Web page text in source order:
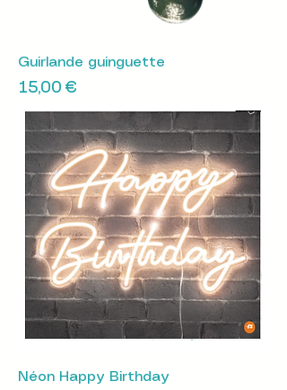
Guirlande guinguette
Prix
15,00 €
Néon Happy Birthday